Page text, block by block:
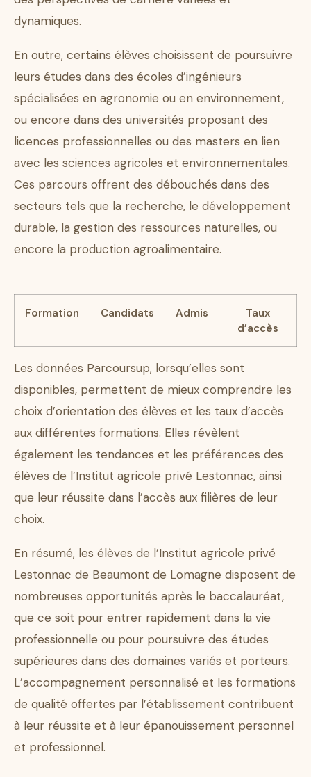
dynamiques.
En outre, certains élèves choisissent de poursuivre
leurs études dans des écoles d’ingénieurs
spécialisées en agronomie ou en environnement,
ou encore dans des universités proposant des
licences professionnelles ou des masters en lien
avec les sciences agricoles et environnementales.
Ces parcours offrent des débouchés dans des
secteurs tels que la recherche, le développement
durable, la gestion des ressources naturelles, ou
encore la production agroalimentaire.
Formation Candidats Admis
Taux
d’accès
Les données Parcoursup, lorsqu’elles sont
disponibles, permettent de mieux comprendre les
choix d’orientation des élèves et les taux d’accès
aux différentes formations. Elles révèlent
également les tendances et les préférences des
élèves de l’Institut agricole privé Lestonnac, ainsi
que leur réussite dans l’accès aux filières de leur
choix.
En résumé, les élèves de l’Institut agricole privé
Lestonnac de Beaumont de Lomagne disposent de
nombreuses opportunités après le baccalauréat,
que ce soit pour entrer rapidement dans la vie
professionnelle ou pour poursuivre des études
supérieures dans des domaines variés et porteurs.
L’accompagnement personnalisé et les formations
de qualité offertes par l’établissement contribuent
à leur réussite et à leur épanouissement personnel
et professionnel.